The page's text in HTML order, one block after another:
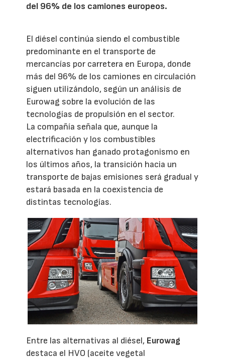
del 96% de los camiones europeos.
El diésel continúa siendo el combustible
predominante en el transporte de
mercancías por carretera en Europa, donde
más del 96% de los camiones en circulación
siguen utilizándolo, según un análisis de
Eurowag sobre la evolución de las
tecnologías de propulsión en el sector.
La compañía señala que, aunque la
electrificación y los combustibles
alternativos han ganado protagonismo en
los últimos años, la transición hacia un
transporte de bajas emisiones será gradual y
estará basada en la coexistencia de
distintas tecnologías.
Entre las alternativas al diésel, Eurowag
destaca el HVO (aceite vegetal